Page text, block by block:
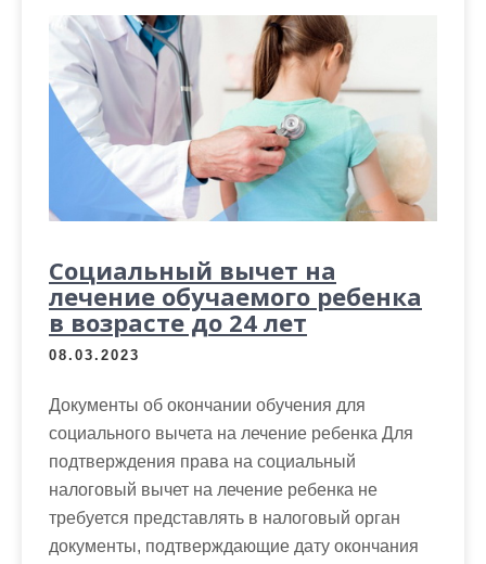
Социальный вычет на
лечение обучаемого ребенка
в возрасте до 24 лет
08.03.2023
Документы об окончании обучения для
социального вычета на лечение ребенка Для
подтверждения права на социальный
налоговый вычет на лечение ребенка не
требуется представлять в налоговый орган
документы, подтверждающие дату окончания